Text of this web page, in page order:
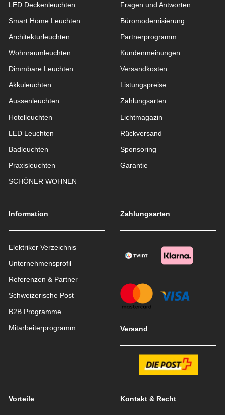
LED Deckenleuchten
Smart Home Leuchten
Architekturleuchten
Wohnraum­leuchten
Dimmbare Leuchten
Akkuleuchten
Aussen­leuchten
Hotelleuchten
LED Leuchten
Badleuchten
Praxisleuchten
SCHÖNER WOHNEN
Fragen und Antworten
Büromodernisierung
Partnerprogramm
Kundenmeinungen
Versandkosten
Listungspreise
Zahlungsarten
Lichtmagazin
Rückversand
Sponsoring
Garantie
Information
Elektriker Verzeichnis
Unternehmensprofil
Referenzen & Partner
Schweizerische Post
B2B Programme
Mitarbeiterprogramm
Zahlungsarten
Versand
Vorteile Kontakt & Recht